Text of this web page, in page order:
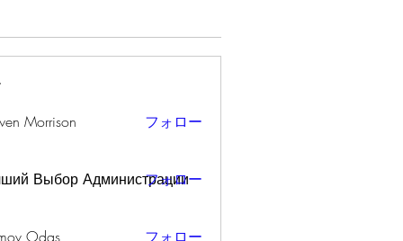
Morrison フォロー
Выбор Администрации
フォロー
Odas フォロー